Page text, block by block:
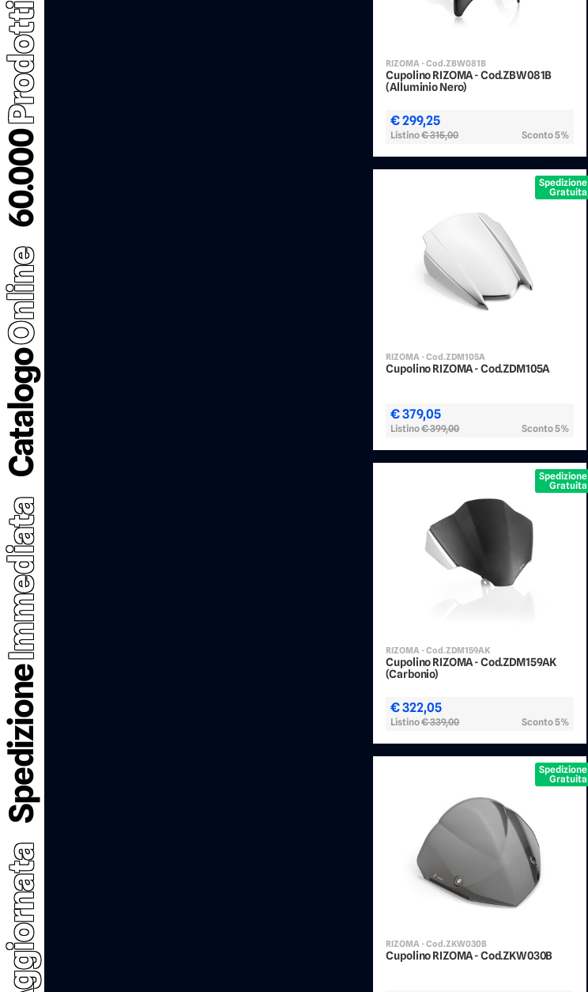
Aggiornata
Spedizione
Immediata
Catalogo
Online
60.000
Prodotti RIZOMA - Cod.ZBW081B
Cupolino RIZOMA - Cod.ZBW081B
(Alluminio Nero)
€ 299,25
Listino€ 315,00 Sconto 5%
Spedizione
Gratuita
RIZOMA - Cod.ZDM105A
Cupolino RIZOMA - Cod.ZDM105A
€ 379,05
Listino€ 399,00 Sconto 5%
Spedizione
Gratuita
RIZOMA - Cod.ZDM159AK
Cupolino RIZOMA - Cod.ZDM159AK
(Carbonio)
€ 322,05
Listino€ 339,00 Sconto 5%
Spedizione
Gratuita
RIZOMA - Cod.ZKW030B
Cupolino RIZOMA - Cod.ZKW030B